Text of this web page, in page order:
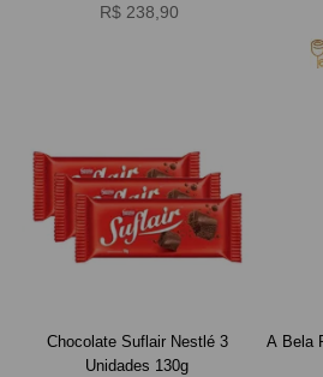
R$ 238,90
Chocolate Suflair Nestlé 3
Unidades 130g
A Bela